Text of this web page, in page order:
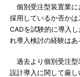
個別受注型装置業に
採用しているか否か
CADを試験的に導入
れ導入検討の経験は
過去より個別受注型
設計導入に関して厳